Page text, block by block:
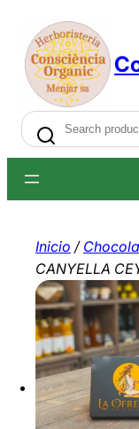
contenido
Search
Inicio /
CANYELLA